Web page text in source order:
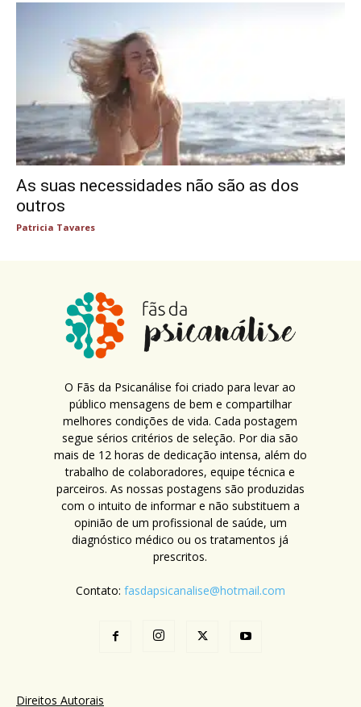
As suas necessidades não são as dos
outros
Patricia Tavares
O Fãs da Psicanálise foi criado para levar ao
público mensagens de bem e compartilhar
melhores condições de vida. Cada postagem
segue sérios critérios de seleção. Por dia são
mais de 12 horas de dedicação intensa, além do
trabalho de colaboradores, equipe técnica e
parceiros. As nossas postagens são produzidas
com o intuito de informar e não substituem a
opinião de um profissional de saúde, um
diagnóstico médico ou os tratamentos já
prescritos.
Contato: fasdapsicanalise@hotmail.com
Direitos Autorais